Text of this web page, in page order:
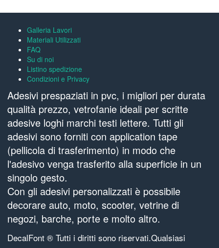
Galleria Lavori
Materiali Utilizzati
FAQ
Su di noi
Listino spedizione
Condizioni e Privacy
Adesivi prespaziati in pvc, i migliori per durata
qualità prezzo, vetrofanie ideali per scritte
adesive loghi marchi testi lettere. Tutti gli
adesivi sono forniti con application tape
(pellicola di trasferimento) in modo che
l'adesivo venga trasferito alla superficie in un
singolo gesto.
Con gli adesivi personalizzati è possibile
decorare auto, moto, scooter, vetrine di
negozi, barche, porte e molto altro.
DecalFont ® Tutti i diritti sono riservati.Qualsiasi